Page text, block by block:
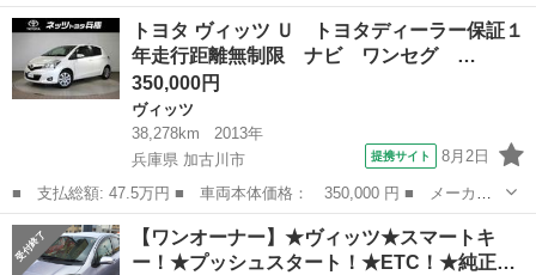
備考 ブーツ破れ、オイル漏れ、白煙等ありません！外装、内装は年
式相応で御理解宜しく御願いします！現在スタッドレス装着してまし
て、夏タイヤビッツ純正4本セ...
滋賀 彦根市 南彦根駅 走行距離
トヨタ ヴィッツ Ｕ トヨタディーラー保証１
年走行距離無制限 ナビ ワンセグ …
350,000円
ヴィッツ
38,278km
2013年
兵庫県 加古川市
提携サイト 8月2日
■ 支払総額: 47.5万円 ■ 車両本体価格： 350,000 円 ■ メーカー
名： トヨタ ■ 車種名： ヴィッツ ■ グレード名： Ｕ トヨタ
ディーラー保証１年走行距離無制限 ナビ ワンセグ ＣＤ再生 Ｅ
ＴＣ スマー...
兵庫 加古川市 ヴィッツ
【ワンオーナー】★ヴィッツ★スマートキ
ー！★プッシュスタート！★ETC！★純正…